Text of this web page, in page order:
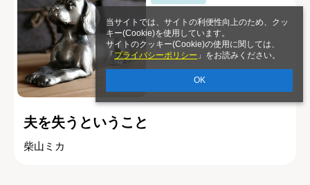
当サイトでは、サイトの利便性向上のため、クッ
キー(Cookie)を使用しています。
サイトのクッキー(Cookie)の使用に関しては、
「 プライバシーポリシー 」をお読みください。
OK
夫を失うということ
柴山ミカ